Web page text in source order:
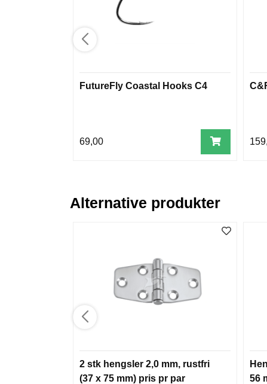
FutureFly Coastal Hooks C4
69,00
Alternative produkter
2 stk hengsler 2,0 mm, rustfri
(37 x 75 mm) pris pr par
56